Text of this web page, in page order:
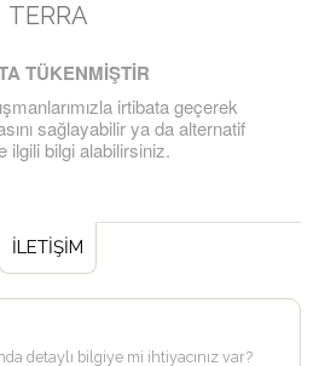
TERRA
TÜKENMİŞTİR
irtibata geçerek
sağlayabilir ya da alternatif
ilgili bilgi alabilirsiniz.
İLETİŞİM
detaylı bilgiye mi ihtiyacınız var?